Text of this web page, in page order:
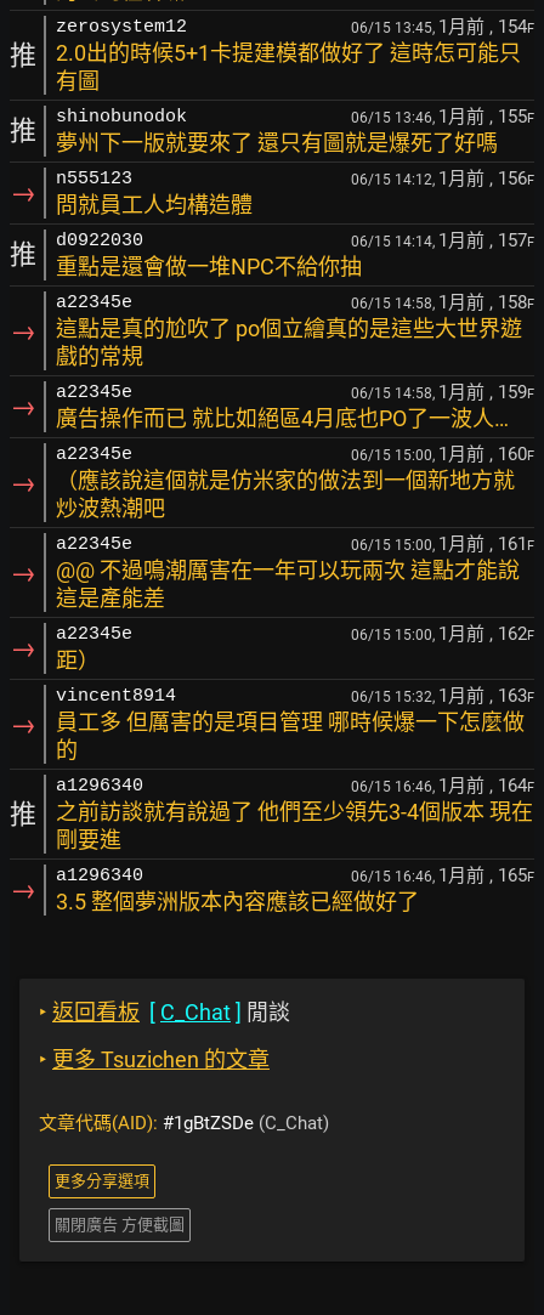
推
zerosystem12 06/15 13:45, 1月前 , 154F
2.0出的時候5+1卡提建模都做好了 這時怎可能只
有圖
推 shinobunodok 06/15 13:46, 1月前 , 155F
夢州下一版就要來了 還只有圖就是爆死了好嗎
→ n555123 06/15 14:12, 1月前 , 156F
問就員工人均構造體
推 d0922030 06/15 14:14, 1月前 , 157F
重點是還會做一堆NPC不給你抽
→
a22345e 06/15 14:58, 1月前 , 158F
這點是真的尬吹了 po個立繪真的是這些大世界遊
戲的常規
→ a22345e 06/15 14:58, 1月前 , 159F
廣告操作而已 就比如絕區4月底也PO了一波人…
→
a22345e 06/15 15:00, 1月前 , 160F
（應該說這個就是仿米家的做法到一個新地方就
炒波熱潮吧
→
a22345e 06/15 15:00, 1月前 , 161 F
@@ 不過鳴潮厲害在一年可以玩兩次 這點才能說
這是產能差
→ a22345e 06/15 15:00, 1月前 , 162F
距）
→
vincent8914 06/15 15:32, 1月前 , 163F
員工多 但厲害的是項目管理 哪時候爆一下怎麼做
的
推
a1296340 06/15 16:46, 1月前 , 164F
之前訪談就有說過了 他們至少領先3-4個版本 現在
剛要進
→ a1296340 06/15 16:46, 1月前 , 165F
3.5 整個夢洲版本內容應該已經做好了
‣ 返回看板 [ C_Chat] 閒談
‣ 更多 Tsuzichen 的文章
文章代碼(AID): #1gBtZSDe (C_Chat)
更多分享選項
關閉廣告 方便截圖